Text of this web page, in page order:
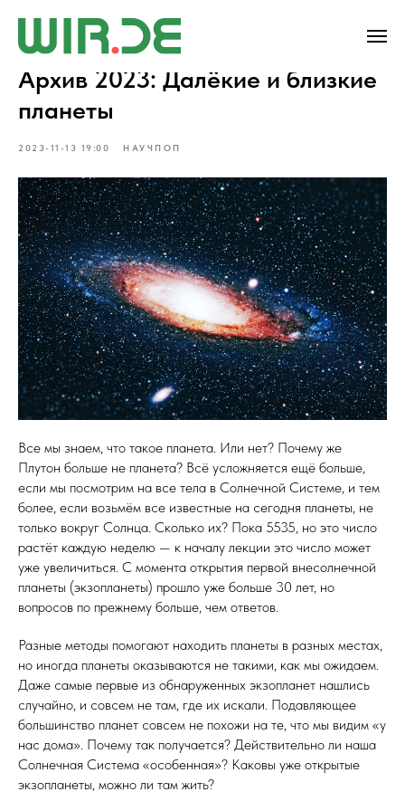
Архив 2023: Далёкие и близкие
планеты
2023-11-13 19:00 НАУЧПОП
Все мы знаем, что такое планета. Или нет? Почему же
Плутон больше не планета? Всё усложняется ещё больше,
если мы посмотрим на все тела в Солнечной Системе, и тем
более, если возьмём все известные на сегодня планеты, не
только вокруг Солнца. Сколько их? Пока 5535, но это число
растёт каждую неделю — к началу лекции это число может
уже увеличиться. С момента открытия первой внесолнечной
планеты (экзопланеты) прошло уже больше 30 лет, но
вопросов по прежнему больше, чем ответов.
Разные методы помогают находить планеты в разных местах,
но иногда планеты оказываются не такими, как мы ожидаем.
Даже самые первые из обнаруженных экзопланет нашлись
случайно, и совсем не там, где их искали. Подавляющее
большинство планет совсем не похожи на те, что мы видим «у
нас дома». Почему так получается? Действительно ли наша
Солнечная Система «особенная»? Каковы уже открытые
экзопланеты, можно ли там жить?